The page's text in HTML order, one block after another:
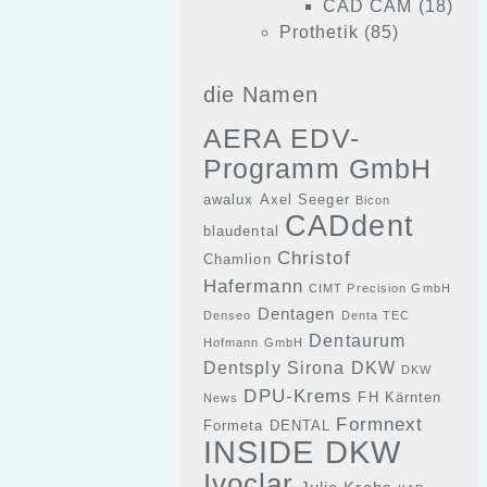
CAD CAM (18)
Prothetik (85)
die Namen
AERA EDV-
Programm GmbH
awalux Axel Seeger Bicon
blaudental CADdent
Chamlion Christof
Hafermann CIMT Precision GmbH
Denseo Dentagen Denta TEC
Hofmann GmbH
Dentaurum
Dentsply Sirona DKW DKW
News DPU-Krems FH Kärnten
Formeta DENTAL Formnext
INSIDE DKW